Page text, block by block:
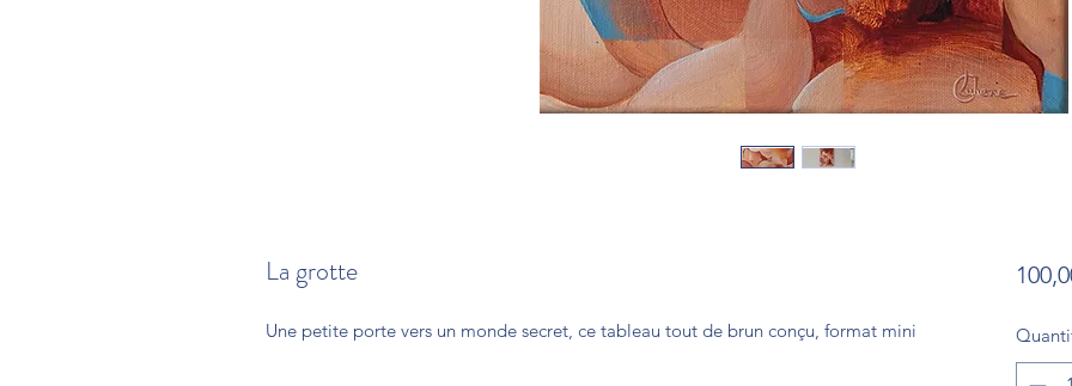
La grotte
Une petite porte vers un monde secret, ce tableau tout de brun conçu, format mini